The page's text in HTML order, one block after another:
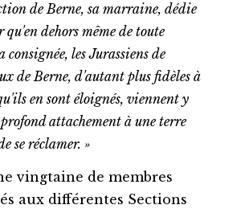
de Berne, sa marraine, dédie
dehors même de toute
les Jurassiens de
de Berne, d'autant plus fidèles à
en sont éloignés, viennent y
attachement à une terre
se réclamer. »
vingtaine de membres
aux différentes Sections